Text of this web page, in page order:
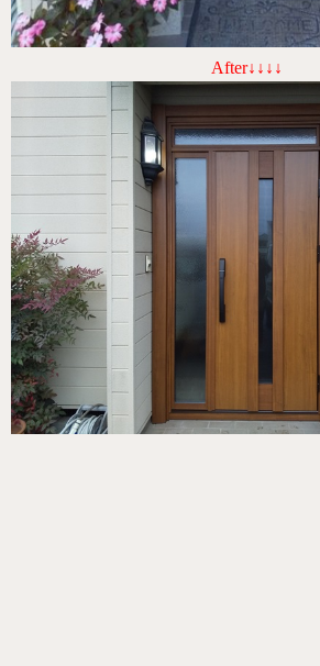
After↓↓↓↓